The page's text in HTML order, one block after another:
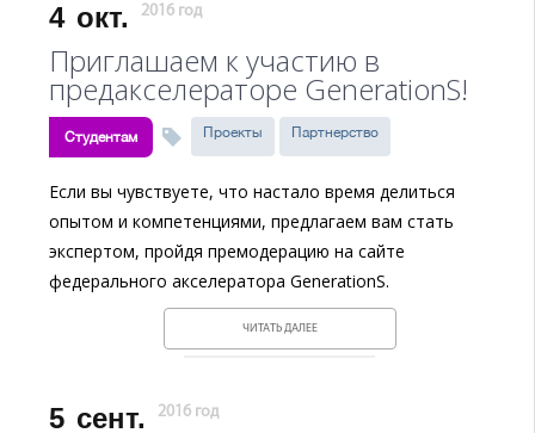
4 окт. 2016 год
Приглашаем к участию в
предакселераторе GenerationS!
Студентам Проекты Партнерство
Если вы чувствуете, что настало время делиться
опытом и компетенциями, предлагаем вам стать
экспертом, пройдя премодерацию на сайте
федерального акселератора GenerationS.
ЧИТАТЬ ДАЛЕЕ
5 сент. 2016 год